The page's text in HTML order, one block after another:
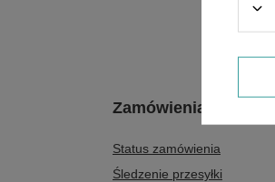
Zamówienia
Status zamówienia
Śledzenie przesyłki